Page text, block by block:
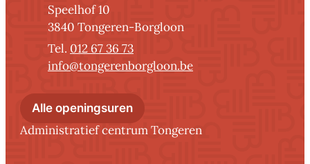
AdresSpeelhof 10
,3840 Tongeren-Borgloon
012 67 36 73
E-mailinfo@tongerenborgloon.be
Alle openingsurenAdministratief centrum
Administratief centrum Tongeren